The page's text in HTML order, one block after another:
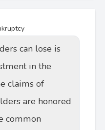
can lose is
in the
claims of
are honored
common